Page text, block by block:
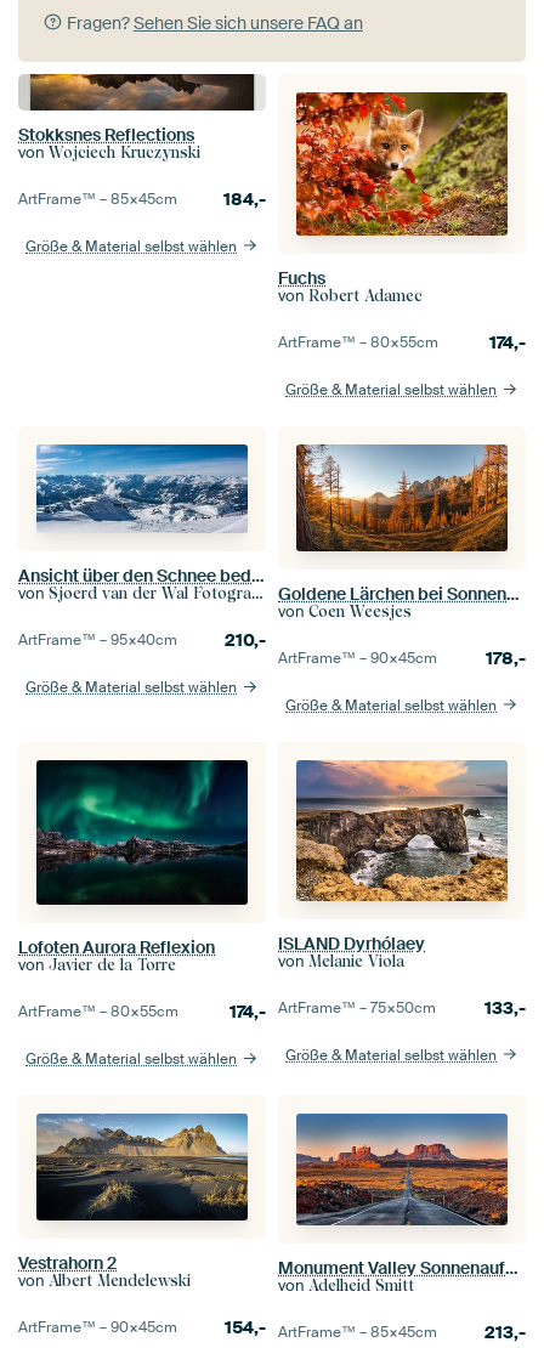
Fragen?Sehen Sie sich unsere FAQ an
Stokksnes Reflections
von Wojciech Kruczynski
ArtFrame™ –85×45cm 184,-
Größe & Material selbst wählen
Fuchs
von Robert Adamec
ArtFrame™ –80×55cm 174,-
Größe & Material selbst wählen
Ansicht über den Schnee bedeckte Berge in den Tiroler Alpen in Österreich
von Sjoerd van der Wal Fotografie
ArtFrame™ –95×40cm 210,-
Größe & Material selbst wählen
Goldene Lärchen bei Sonnenaufgang – Herbstpanorama am Dachstein
von Coen Weesjes
ArtFrame™ –90×45cm 178,-
Größe & Material selbst wählen
Lofoten Aurora Reflexion
von Javier de la Torre
ArtFrame™ –80×55cm 174,-
Größe & Material selbst wählen
ISLAND Dyrhólaey
von Melanie Viola
ArtFrame™ –75×50cm 133,-
Größe & Material selbst wählen
Vestrahorn 2
von Albert Mendelewski
ArtFrame™ –90×45cm 154,-
Monument Valley Sonnenaufgang
von Adelheid Smitt
ArtFrame™ –85×45cm 213,-